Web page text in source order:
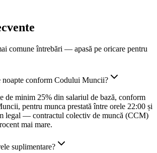
comune întrebări — apasă pe oricare pentru
noapte conform Codului Muncii?
de minim 25% din salariul de bază, conform
pentru munca prestată între orele 22:00 și
legal — contractul colectiv de muncă (CCM)
mai mare.
suplimentare?